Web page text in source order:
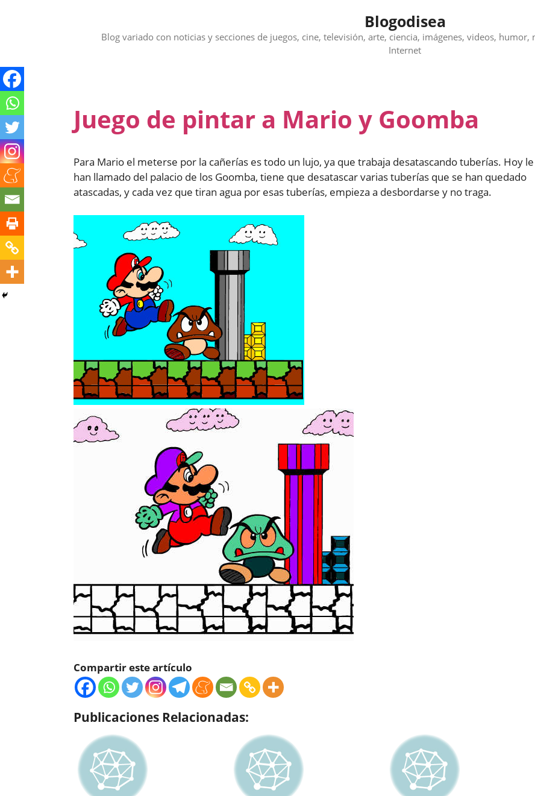
Blogodisea
Blog variado con noticias y secciones de juegos, cine, televisión, arte, ciencia, imágenes, videos,
Internet
Juego de pintar a Mario y Goomba
Para Mario el meterse por la cañerías es todo un lujo, ya que trabaja desatascando tuberías. Hoy le
han llamado del palacio de los Goomba, tiene que desatascar varias tuberías que se han quedado
atascadas, y cada vez que tiran agua por esas tuberías, empieza a desbordarse y no traga.
Compartir este artículo
Publicaciones Relacionadas: